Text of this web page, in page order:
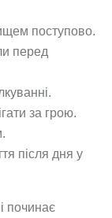
поступово.
перед
за грою.
після дня у
починає